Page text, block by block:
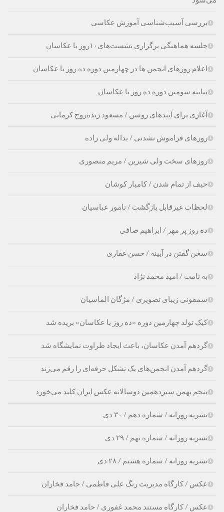
بررسی آسیب‌شناسی آموزش عکاسی
جلسه هماهنگی برگزاری نشست‌های۱۰روز با عکاسان
اعلام روزهای انجمن ها در چهارمین دوره ده روز با عکاسان
بیانیه سومین دوره ده روز با عکاسان
آغازی برای آینده‫ای روشن‬‬ / مسعود زنده‌‫روح کرمانی‬‬
روزهای فراموش نشدنی / یداله ولی زاده
روزهای سخت ولی شیرین / مریم منصوری
حیف از تمام شدن / کامیار کوشان
لحظات غیرقابل بازگشت / نامور عباسیان
ده روز پر مهر / ابراهیم صافی
سخن گفتن در آیینه / حسن غفارى
به نامت / امید محمد نژاد
سمفونی زیبای تصویری / مژگان الماسیان
کیک تولد چهارمین دوره «ده روز با عکاسان» بریده شد
گردهم آمدن عکاسان، باعث ایجاد طراوت نمایشگاه شد
گردهم آمدن انجمن‌های یک تشکل حرفه‌ای را رقم می‌زند
پنجم بهمن سیزدهمین دوسالانه عکس ایران کلید می‌خورد
نشریه روزانه / شماره دهم / ۳۰ دی
نشریه روزانه / شماره نهم / ۲۹ دی
نشریه روزانه / شماره هشتم / ۲۸ دی
عکس / کارگاه مدیریت رنگ علی فاطمی / حامد فخاران
عکس / کارگاه مستند محمد غفوری / حامد فخاران